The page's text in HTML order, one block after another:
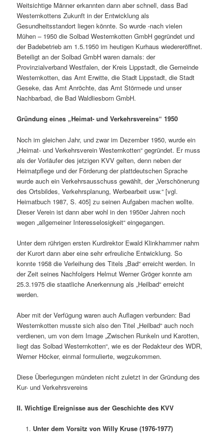
Weitsichtige Männer erkannten dann aber schnell, dass Bad
Westernkottens Zukunft in der Entwicklung als
Gesundheitsstandort liegen könnte. So wurde -nach vielen
Mühen – 1950 die Solbad Westernkotten GmbH gegründet und
der Badebetrieb am 1.5.1950 im heutigen Kurhaus wiedereröffnet.
Beteiligt an der Solbad GmbH waren damals: der
Provinzialverband Westfalen, der Kreis Lippstadt, die Gemeinde
Westernkotten, das Amt Erwitte, die Stadt Lippstadt, die Stadt
Geseke, das Amt Anröchte, das Amt Störmede und unser
Nachbarbad, die Bad Waldliesborn GmbH.
Gründung eines „Heimat- und Verkehrsvereins“ 1950
Noch im gleichen Jahr, und zwar im Dezember 1950, wurde ein
„Heimat- und Verkehrsverein Westernkotten“ gegründet. Er muss
als der Vorläufer des jetzigen KVV gelten, denn neben der
Heimatpflege und der Förderung der plattdeutschen Sprache
wurde auch ein Verkehrsausschuss gewählt, der „Verschönerung
des Ortsbildes, Verkehrsplanung, Werbearbeit usw.“ [vgl.
Heimatbuch 1987, S. 405] zu seinen Aufgaben machen wollte.
Dieser Verein ist dann aber wohl in den 1950er Jahren noch
wegen „allgemeiner Interesselosigkeit“ eingegangen.
Unter dem rührigen ersten Kurdirektor Ewald Klinkhammer nahm
der Kurort dann aber eine sehr erfreuliche Entwicklung. So
konnte 1958 die Verleihung des Titels „Bad“ erreicht werden. In
der Zeit seines Nachfolgers Helmut Werner Gröger konnte am
25.3.1975 die staatliche Anerkennung als „Heilbad“ erreicht
werden.
Aber mit der Verfügung waren auch Auflagen verbunden: Bad
Westernkotten musste sich also den Titel „Heilbad“ auch noch
verdienen, um von dem Image „Zwischen Runkeln und Karotten,
liegt das Solbad Westernkotten“, wie es der Redakteur des WDR,
Werner Höcker, einmal formulierte, wegzukommen.
Diese Überlegungen mündeten nicht zuletzt in der Gründung des
Kur- und Verkehrsvereins
II. Wichtige Ereignisse aus der Geschichte des KVV
Unter dem Vorsitz von Willy Kruse (1976-1977)